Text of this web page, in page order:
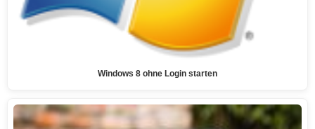
Windows 8 ohne Login starten